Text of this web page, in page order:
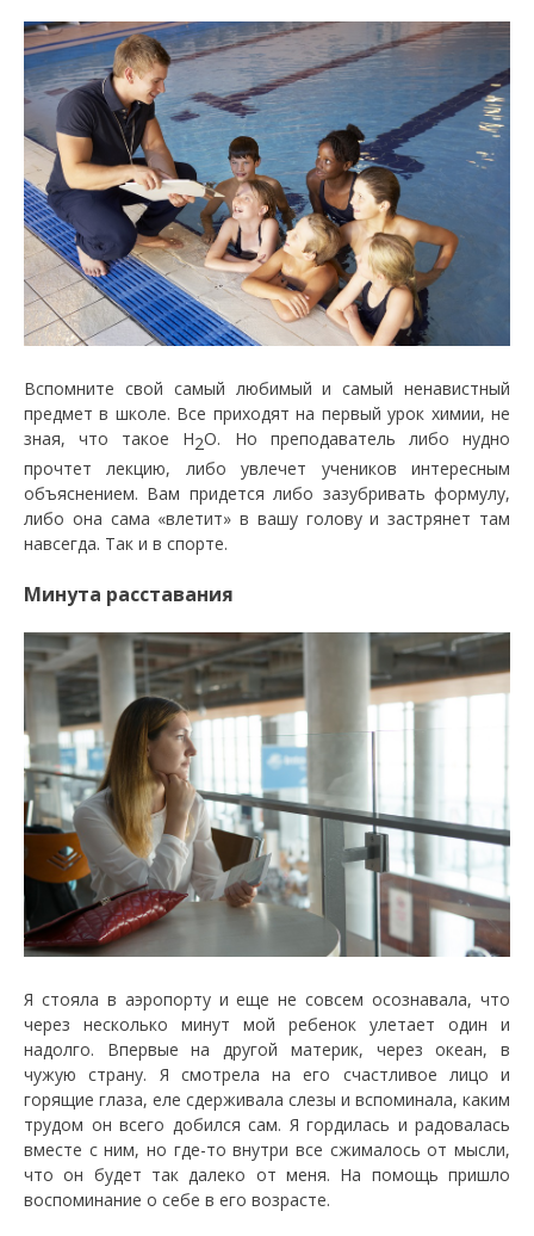
Вспомните свой самый любимый и самый ненавистный
предмет в школе. Все приходят на первый урок химии, не
зная, что такое Н2О. Но преподаватель либо нудно
прочтет лекцию, либо увлечет учеников интересным
объяснением. Вам придется либо зазубривать формулу,
либо она сама «влетит» в вашу голову и застрянет там
навсегда. Так и в спорте.
Минута расставания
Я стояла в аэропорту и еще не совсем осознавала, что
через несколько минут мой ребенок улетает один и
надолго. Впервые на другой материк, через океан, в
чужую страну. Я смотрела на его счастливое лицо и
горящие глаза, еле сдерживала слезы и вспоминала, каким
трудом он всего добился сам. Я гордилась и радовалась
вместе с ним, но где-то внутри все сжималось от мысли,
что он будет так далеко от меня. На помощь пришло
воспоминание о себе в его возрасте.